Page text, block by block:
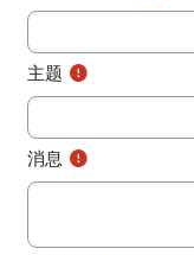
主题
消息